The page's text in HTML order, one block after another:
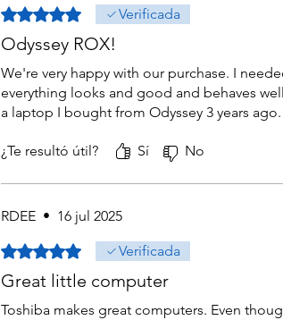
Obtuvo 5 de 5 estrellas.Verificada
Odyssey ROX!
We're very happy with our purchase. I
everything looks and good and behaves
a laptop I bought from Odyssey 3 years ago.
¿Te resultó útil? Sí No
RDEE • 16 jul 2025
Obtuvo 5 de 5 estrellas.Verificada
Great little computer
Toshiba makes great computers. Even